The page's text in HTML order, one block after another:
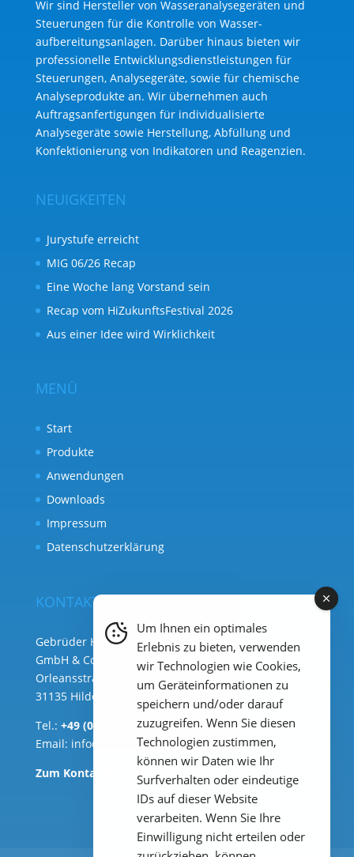
Wir sind Hersteller von Wasseranalysegeräten und
Steuerungen für die Kontrolle von Wasser­
aufbereitungs­anlagen. Darüber hinaus bieten wir
professionelle Entwicklungs­dienst­leistungen für
Steuerungen, Analysegeräte, sowie für chemische
Analyse­produkte an. Wir übernehmen auch
Auftragsanfertigungen für individualisierte
Analysegeräte sowie Herstellung, Abfüllung und
Konfektionierung von Indikatoren und Reagenzien.
NEUIGKEITEN
Jurystufe erreicht
MIG 06/26 Recap
Eine Woche lang Vorstand sein
Recap vom HiZukunftsFestival 2026
Aus einer Idee wird Wirklichkeit
MENÜ
Start
Produkte
Anwendungen
Downloads
Impressum
Datenschutzerklärung
KONTAKT
Gebrüder Heyl Analysentechnik
GmbH & Co. KG ( Hauptsitz )
Orleansstraße 75b
31135 Hildesheim
Tel.: +49 (0) 51 21 289 33 – 0
Email: info@heylanalysis.de
Zum Kontaktbereich
Um Ihnen ein optimales
Erlebnis zu bieten, verwenden
wir Technologien wie Cookies,
um Geräteinformationen zu
speichern und/oder darauf
zuzugreifen. Wenn Sie diesen
Technologien zustimmen,
können wir Daten wie Ihr
Surfverhalten oder eindeutige
IDs auf dieser Website
verarbeiten. Wenn Sie Ihre
Einwilligung nicht erteilen oder